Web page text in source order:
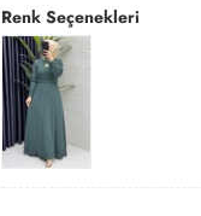
Renk Seçenekleri